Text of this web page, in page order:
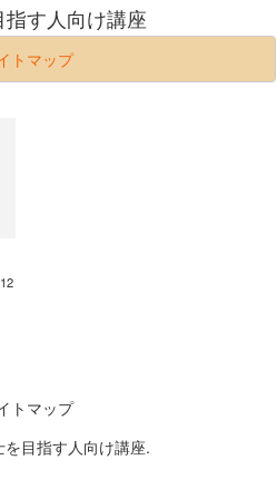
す人向け講座
トマップ
トマップ
目指す人向け講座.